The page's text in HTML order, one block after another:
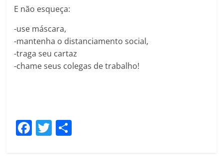
E não esqueça:
-use máscara,
-mantenha o distanciamento social,
-traga seu cartaz
-chame seus colegas de trabalho!
F T